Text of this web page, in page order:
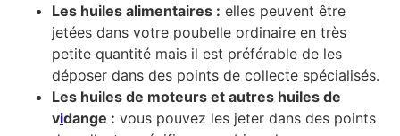
Les huiles alimentaires : elles peuvent être
jetées dans votre poubelle ordinaire en très
petite quantité mais il est préférable de les
déposer dans des points de collecte spécialisés.
Les huiles de moteurs et autres huiles de
vidange : vous pouvez les jeter dans des points